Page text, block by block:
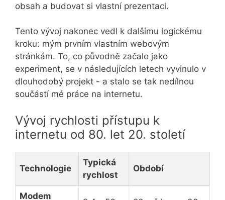
obsah a budovat si vlastní prezentaci.
Tento vývoj nakonec vedl k dalšímu logickému
kroku: mým prvním vlastním webovým
stránkám. To, co původně začalo jako
experiment, se v následujících letech vyvinulo v
dlouhodobý projekt - a stalo se tak nedílnou
součástí mé práce na internetu.
Vývoj rychlosti přístupu k
internetu od 80. let 20. století
Technologie
Typická
rychlost
Období
Modem